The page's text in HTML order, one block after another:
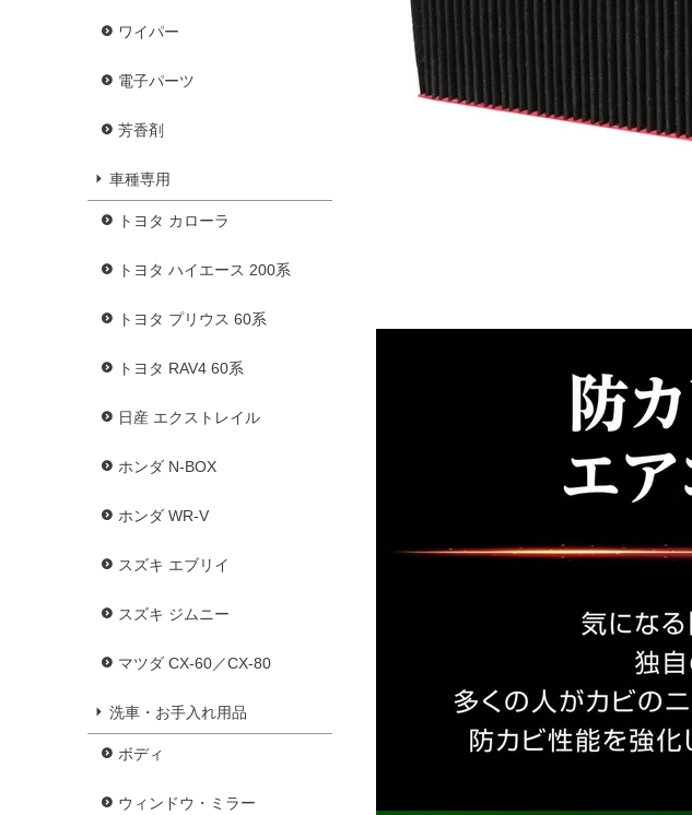
ワイパー
電子パーツ
芳香剤
車種専用
トヨタ カローラ
トヨタ ハイエース 200系
トヨタ プリウス 60系
トヨタ RAV4 60系
日産 エクストレイル
ホンダ N-BOX
ホンダ WR-V
スズキ エブリイ
スズキ ジムニー
マツダ CX-60／CX-80
洗車・お手入れ用品
ボディ
ウィンドウ・ミラー